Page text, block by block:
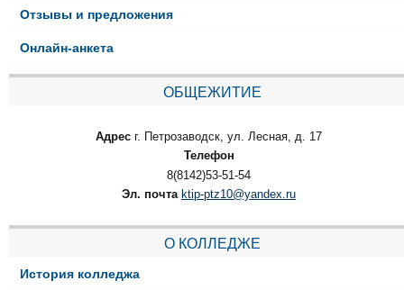
Отзывы и предложения
Онлайн-анкета
ОБЩЕЖИТИЕ
Адрес г. Петрозаводск, ул. Лесная, д. 17
Телефон
8(8142)53-51-54
Эл. почта ktip-ptz10@yandex.ru
О КОЛЛЕДЖЕ
История колледжа